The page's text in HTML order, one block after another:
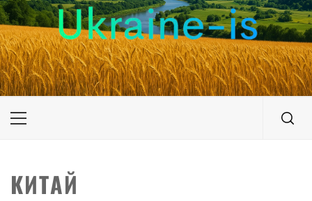
UKRAINE-IS
ПУТЕШЕСТВИЕ ПО УКРАИНЕ
Primary
КИТАЙ